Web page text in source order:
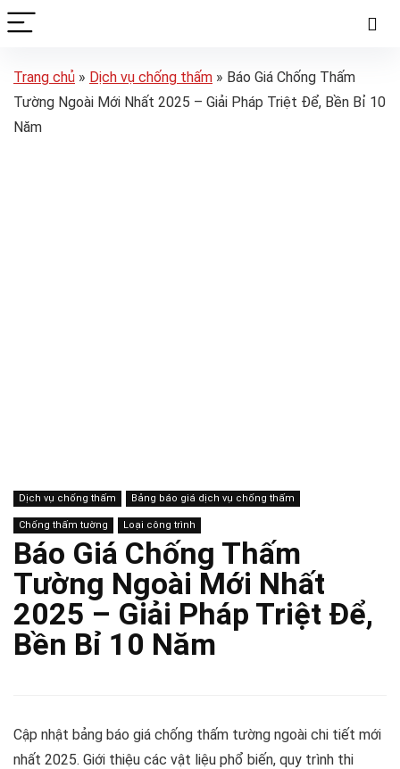
Trang chủ » Dịch vụ chống thấm » Báo Giá Chống Thấm
Tường Ngoài Mới Nhất 2025 – Giải Pháp Triệt Để, Bền Bỉ 10
Năm
Dịch vụ chống thấm Bảng báo giá dịch vụ chống thấm
Chống thấm tường Loại công trình
Báo Giá Chống Thấm
Tường Ngoài Mới Nhất
2025 – Giải Pháp Triệt Để,
Bền Bỉ 10 Năm
Cập nhật bảng báo giá chống thấm tường ngoài chi tiết mới
nhất 2025. Giới thiệu các vật liệu phổ biến, quy trình thi